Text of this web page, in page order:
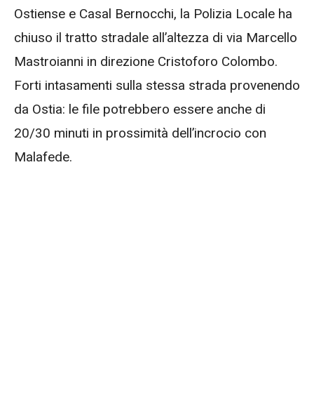
Ostiense e Casal Bernocchi, la Polizia Locale ha
chiuso il tratto stradale all’altezza di via Marcello
Mastroianni in direzione Cristoforo Colombo.
Forti intasamenti sulla stessa strada provenendo
da Ostia: le file potrebbero essere anche di
20/30 minuti in prossimità dell’incrocio con
Malafede.